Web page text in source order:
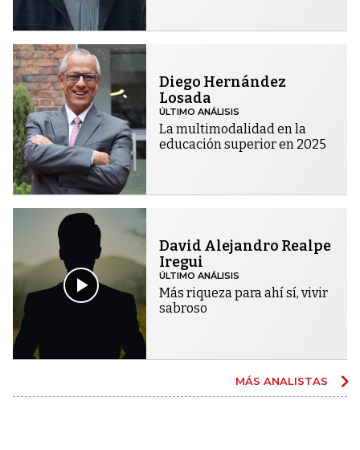
Diego Hernández
Losada
ÚLTIMO ANÁLISIS
La multimodalidad en la
educación superior en 2025
David Alejandro Realpe
Iregui
ÚLTIMO ANÁLISIS
Más riqueza para ahí sí, vivir
sabroso
MÁS ANALISTAS